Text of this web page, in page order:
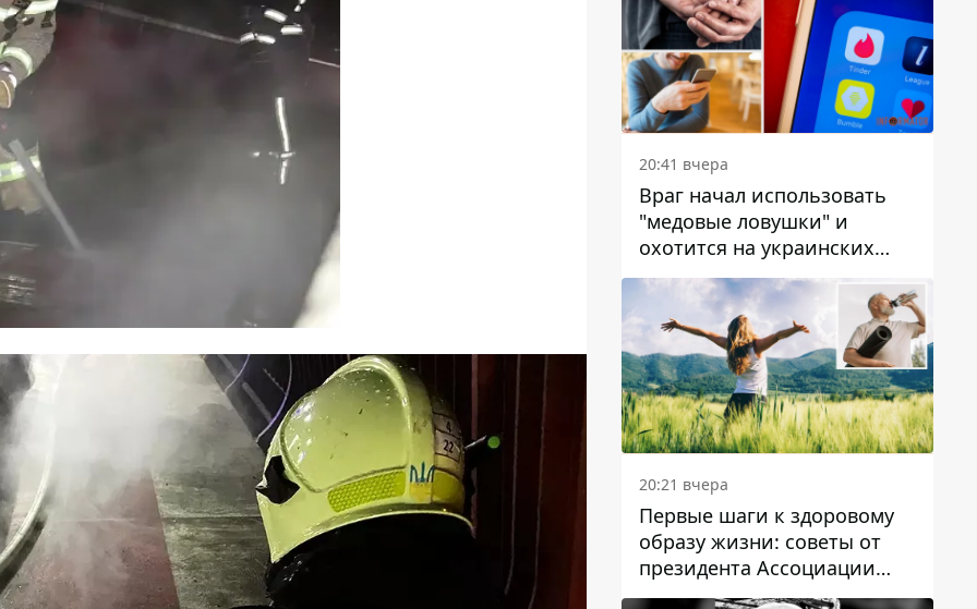
20:41 вчера
Враг начал использовать
"медовые ловушки" и
охотится на украинских
военнослужащих
20:21 вчера
Первые шаги к здоровому
образу жизни: советы от
президента Ассоциации
диетологов Украины